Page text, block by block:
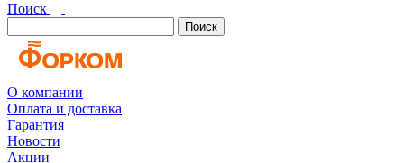
Поиск
Поиск
О компании
Оплата и доставка
Гарантия
Новости
Акции